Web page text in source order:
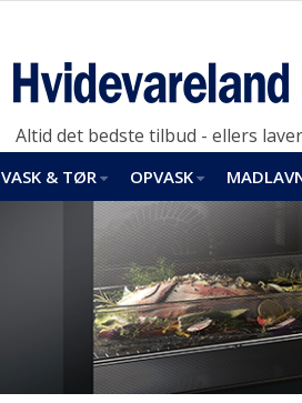
Altid det bedste tilbud - ellers
VASK & TØR OPVASK